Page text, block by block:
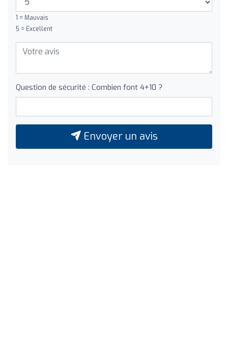
1 = Mauvais
5 = Excellent
Question de sécurité : Combien font 4+10 ?
Envoyer un avis